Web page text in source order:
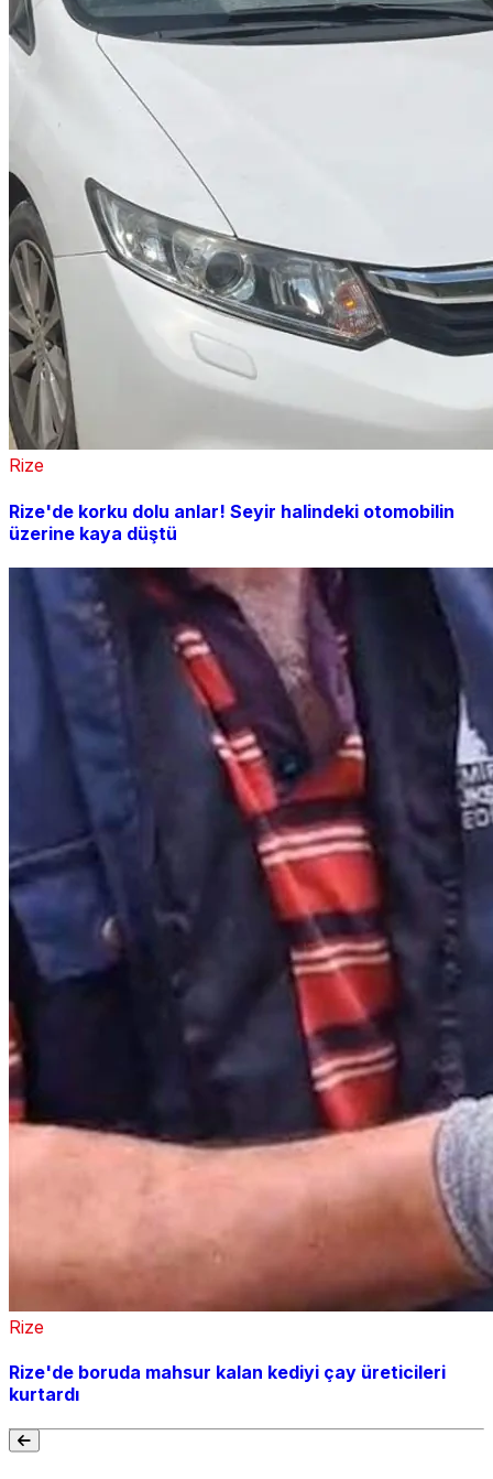
Rize
Rize'de korku dolu anlar! Seyir halindeki otomobilin
üzerine kaya düştü
Rize
Rize'de boruda mahsur kalan kediyi çay üreticileri
kurtardı